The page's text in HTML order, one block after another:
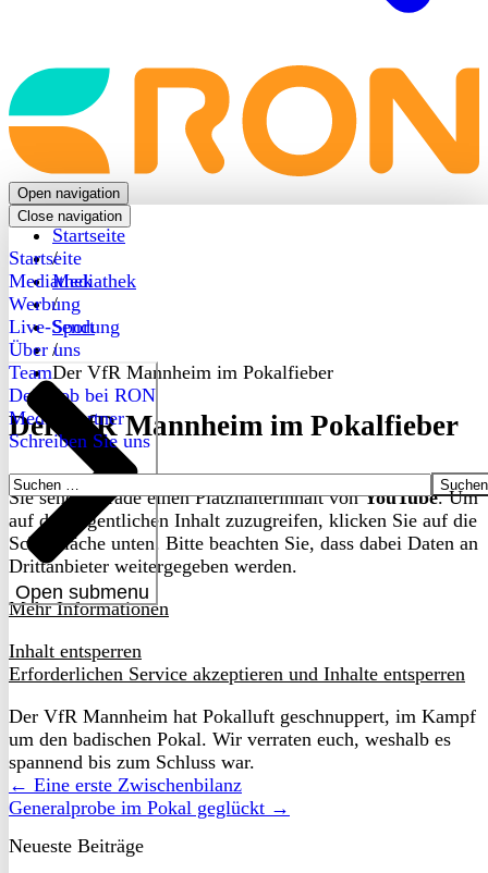
Back
to
frontpage
Open navigation
Close navigation
Startseite
Mediathek
Werbung
Live-Sendung
Über uns
Open submenu
Team
Dein Job bei RON
Medienpartner
Schreiben Sie uns
Suchen
nach:
Startseite
/
Mediathek
/
Sport
/
Der VfR Mannheim im Pokalfieber
Der VfR Mannheim im Pokalfieber
Sie sehen gerade einen Platzhalterinhalt vonYouTube. Um
auf den eigentlichen Inhalt zuzugreifen, klicken Sie auf die
Schaltfläche unten. Bitte beachten Sie, dass dabei Daten an
Drittanbieter weitergegeben werden.
Mehr Informationen
Inhalt entsperren
Erforderlichen Service akzeptieren und Inhalte entsperren
Der VfR Mannheim hat Pokalluft geschnuppert, im Kampf
um den badischen Pokal. Wir verraten euch, weshalb es
spannend bis zum Schluss war.
← Eine erste Zwischenbilanz
Generalprobe im Pokal geglückt →
Neueste Beiträge